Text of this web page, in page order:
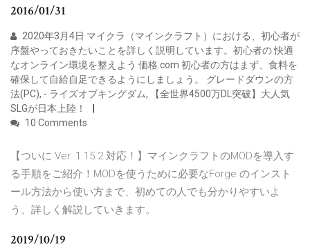
2016/01/31
2020年3月4日 マイクラ（マインクラフト）における、初心者が
序盤やっておきたいことを詳しく説明しています。初心者の 快適
なオンライン環境を整えよう 価格.com 初心者の方はまず、食料を
確保して自給自足できるようにしましょう。 グレードダウンの方
法(PC), - ライズオブキングダム, 【全世界4500万DL突破】大人気
SLGが日本上陸！
10 Comments
【ついに Ver. 1.15.2 対応！】マインクラフトのMODを導入す
る手順をご紹介！MODを使うために必要なForge のインスト
ール方法から使い方まで、初めての人でも分かりやすいよ
う、詳しく解説していきます。
2019/10/19